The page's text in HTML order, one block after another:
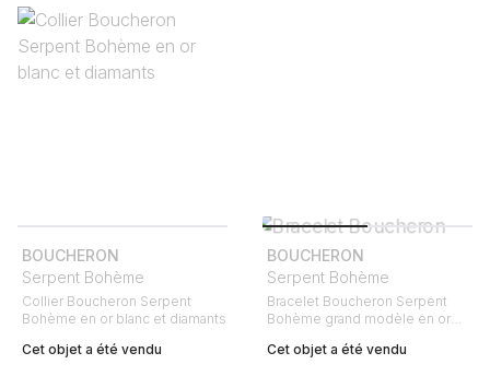
BOUCHERON
Serpent Bohème
Collier Boucheron Serpent
Bohème en or blanc et diamants
Cet objet a été vendu
BOUCHERON
Serpent Bohème
Bracelet Boucheron Serpent
Bohème grand modèle en or
Cet objet a été vendu